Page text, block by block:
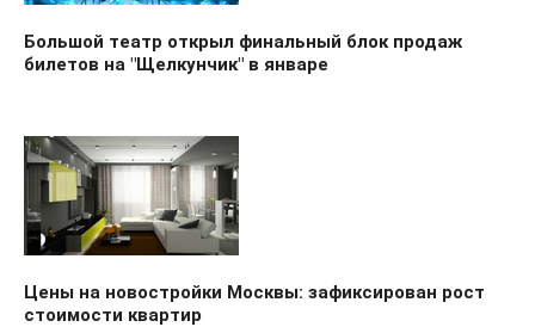
Большой театр открыл финальный блок продаж
билетов на "Щелкунчик" в январе
Цены на новостройки Москвы: зафиксирован рост
стоимости квартир